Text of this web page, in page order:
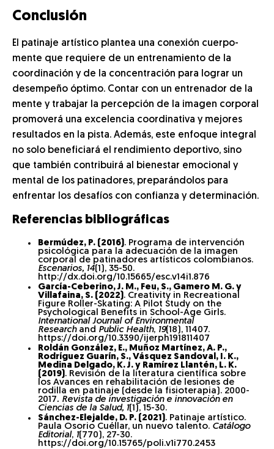
Conclusión
El patinaje artístico plantea una conexión cuerpo-
mente que requiere de un entrenamiento de la
coordinación y de la concentración para lograr un
desempeño óptimo. Contar con un entrenador de la
mente y trabajar la percepción de la imagen corporal
promoverá una excelencia coordinativa y mejores
resultados en la pista. Además, este enfoque integral
no solo beneficiará el rendimiento deportivo, sino
que también contribuirá al bienestar emocional y
mental de los patinadores, preparándolos para
enfrentar los desafíos con confianza y determinación.
Referencias bibliográficas
Bermúdez, P. (2016). Programa de intervención
psicológica para la adecuación de la imagen
corporal de patinadores artísticos colombianos.
Escenarios, 14(1), 35-50.
http://dx.doi.org/10.15665/esc.v14i1.876
García-Ceberino, J. M., Feu, S., Gamero M. G. y
Villafaina, S. (2022). Creativity in Recreational
Figure Roller-Skating: A Pilot Study on the
Psychological Benefits in School-Age Girls.
International Journal of Environmental
Researchand Public Health, 19(18), 11407.
https://doi.org/10.3390/ijerph191811407
Roldán González, E., Muñoz Martínez, A. P.,
Rodríguez Guarín, S., Vásquez Sandoval, I. K.,
Medina Delgado, K. J. y Ramírez Llantén, L. K.
(2019). Revisión de la literatura científica sobre
los Avances en rehabilitación de lesiones de
rodilla en patinaje (desde la fisioterapia). 2000-
2017. Revista de investigación e innovación en
Ciencias de la Salud, 1(1), 15-30.
Sánchez-Elejalde, D. P. (2021). Patinaje artístico.
Paula Osorio Cuéllar, un nuevo talento. Catálogo
Editorial, 1(770), 27-30.
https://doi.org/10.15765/poli.v1i770.2453